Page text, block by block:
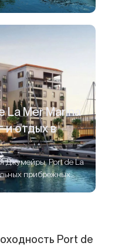
Meraas,
La Mer Marina
отдых в
Джумейры, Port de La
прибрежных
Port de